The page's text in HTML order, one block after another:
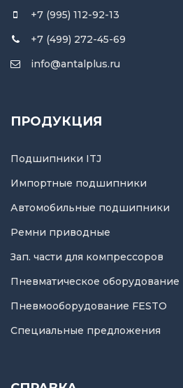
+7 (995) 112-92-13
+7 (499) 272-45-69
info@antalplus.ru
ПРОДУКЦИЯ
Подшипники ITJ
Импортные подшипники
Автомобильные подшипники
Ремни приводные
Зап. части для компрессоров
Пневматическое оборудование
Пневмооборудование FESTO
Специальные предложения